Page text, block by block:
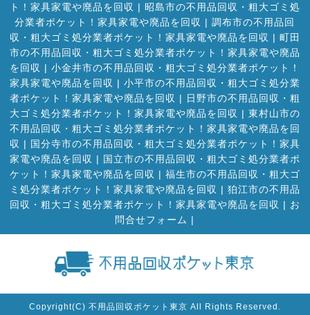
ト！家具家電や廃品を回収 | 昭島市の不用品回収・粗大ゴミ処
分業者ポケット！家具家電や廃品を回収 | 調布市の不用品回
収・粗大ゴミ処分業者ポケット！家具家電や廃品を回収 | 町田
市の不用品回収・粗大ゴミ処分業者ポケット！家具家電や廃品
を回収 | 小金井市の不用品回収・粗大ゴミ処分業者ポケット！
家具家電や廃品を回収 | 小平市の不用品回収・粗大ゴミ処分業
者ポケット！家具家電や廃品を回収 | 日野市の不用品回収・粗
大ゴミ処分業者ポケット！家具家電や廃品を回収 | 東村山市の
不用品回収・粗大ゴミ処分業者ポケット！家具家電や廃品を回
収 | 国分寺市の不用品回収・粗大ゴミ処分業者ポケット！家具
家電や廃品を回収 | 国立市の不用品回収・粗大ゴミ処分業者ポ
ケット！家具家電や廃品を回収 | 福生市の不用品回収・粗大ゴ
ミ処分業者ポケット！家具家電や廃品を回収 | 狛江市の不用品
回収・粗大ゴミ処分業者ポケット！家具家電や廃品を回収 | お
問合せフォーム |
Copyright(C) 不用品回収ポケット東京 All Rights Reserved.